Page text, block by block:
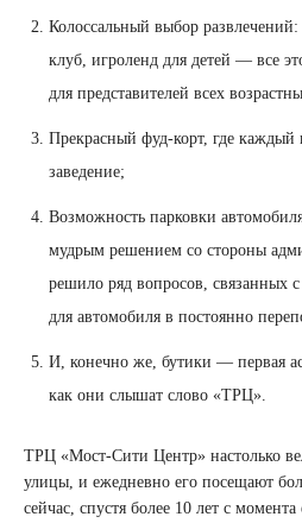
Колоссальный выбор
клуб, игроленд для детей — все
для представителей всех
Прекрасный фуд-корт, где каждый
заведение;
Возможность парковки
мудрым решением со стороны
решило ряд вопросов, связанных
для автомобиля в постоянно
И, конечно же, бутики — первая
как они слышат слово «ТРЦ».
ТРЦ «Мост-Сити Центр» настолько
улицы, и ежедневно его посещают
сейчас, спустя более 10 лет с